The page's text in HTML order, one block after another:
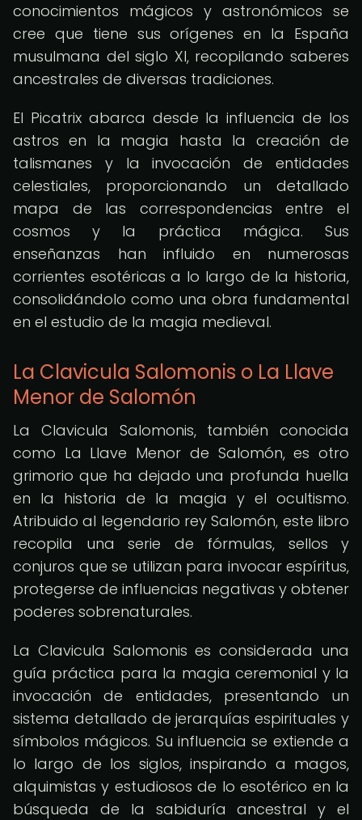
conocimientos mágicos y astronómicos se
cree que tiene sus orígenes en la España
musulmana del siglo XI, recopilando saberes
ancestrales de diversas tradiciones.
El Picatrix abarca desde la influencia de los
astros en la magia hasta la creación de
talismanes y la invocación de entidades
celestiales, proporcionando un detallado
mapa de las correspondencias entre el
cosmos y la práctica mágica. Sus
enseñanzas han influido en numerosas
corrientes esotéricas a lo largo de la historia,
consolidándolo como una obra fundamental
en el estudio de la magia medieval.
La Clavicula Salomonis o La Llave
Menor de Salomón
La Clavicula Salomonis, también conocida
como La Llave Menor de Salomón, es otro
grimorio que ha dejado una profunda huella
en la historia de la magia y el ocultismo.
Atribuido al legendario rey Salomón, este libro
recopila una serie de fórmulas, sellos y
conjuros que se utilizan para invocar espíritus,
protegerse de influencias negativas y obtener
poderes sobrenaturales.
La Clavicula Salomonis es considerada una
guía práctica para la magia ceremonial y la
invocación de entidades, presentando un
sistema detallado de jerarquías espirituales y
símbolos mágicos. Su influencia se extiende a
lo largo de los siglos, inspirando a magos,
alquimistas y estudiosos de lo esotérico en la
búsqueda de la sabiduría ancestral y el